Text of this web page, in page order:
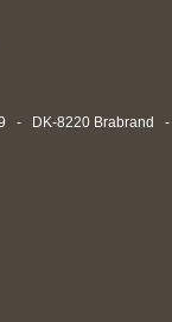
- DK-8220 Brabrand -